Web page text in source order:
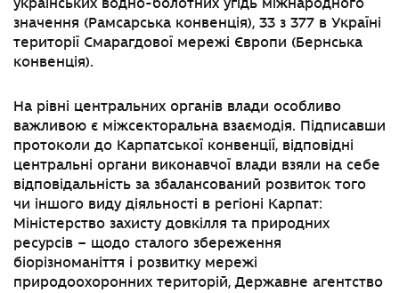
українських водно-болотних угідь міжнародного
значення (Рамсарська конвенція), 33 з 377 в Україні
території Смарагдової мережі Європи (Бернська
конвенція).
На рівні центральних органів влади особливо
важливою є міжсекторальна взаємодія. Підписавши
протоколи до Карпатської конвенції, відповідні
центральні органи виконавчої влади взяли на себе
відповідальність за збалансований розвиток того
чи іншого виду діяльності в регіоні Карпат:
Міністерство захисту довкілля та природних
ресурсів – щодо сталого збереження
біорізноманіття і розвитку мережі
природоохоронних територій, Державне агентство